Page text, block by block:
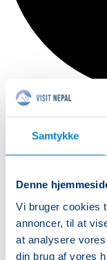
Samtykke
Denne
Vi bruger cookies
annoncer, til at
at analysere
din brug af vores